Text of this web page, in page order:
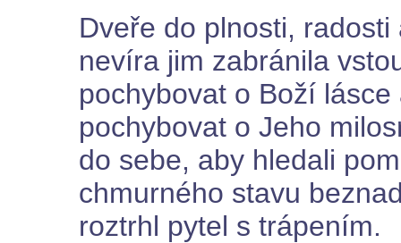
Dveře do plnosti,
nevíra jim zabránila
pochybovat o Boží
pochybovat o Jeho
do sebe, aby hledali
chmurného stavu
roztrhl pytel s trápením.